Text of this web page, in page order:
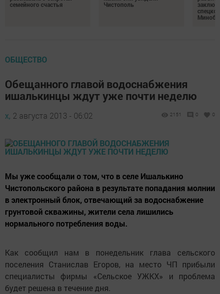
семейного счастья
Чистополь
ОБЩЕСТВО
Обещанного главой водоснабжения
ишалькинцы ждут уже почти неделю
х, 2 августа 2013 - 06:02 2151 0 0
Мы уже сообщали о том, что в селе Ишалькино
Чистопольского района в результате попадания молнии
в электронный блок, отвечающий за водоснабжение
грунтовой скважины, жители села лишились
нормального потребления воды.
Как сообщил нам в понедельник глава сельского
поселения Станислав Егоров, на место ЧП прибыли
специалисты фирмы «Сельское УЖКХ» и проблема
будет решена в течение дня.